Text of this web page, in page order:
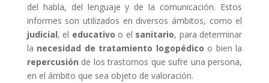
del habla, del lenguaje y de la comunicación. Estos
informes son utilizados en diversos ámbitos, como el
judicial, el educativo o el sanitario, para determinar
la necesidad de tratamiento logopédico o bien la
repercusión de los trastornos que sufre una persona,
en el ámbito que sea objeto de valoración.